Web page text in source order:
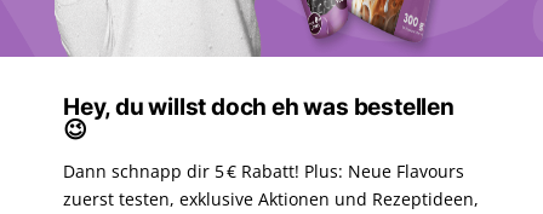
Hey, du willst doch eh was bestellen
😉
Dann schnapp dir 5 € Rabatt! Plus: Neue Flavours
zuerst testen, exklusive Aktionen und Rezeptideen,